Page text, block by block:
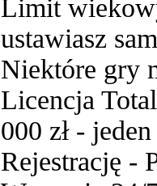
Limit
ustawiasz
Niektóre gry
Licencja
000 zł -
Rejestrację -